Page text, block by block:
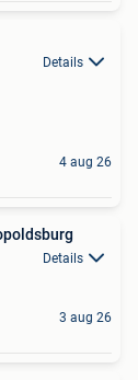
Details
4 aug 26
Details
3 aug 26